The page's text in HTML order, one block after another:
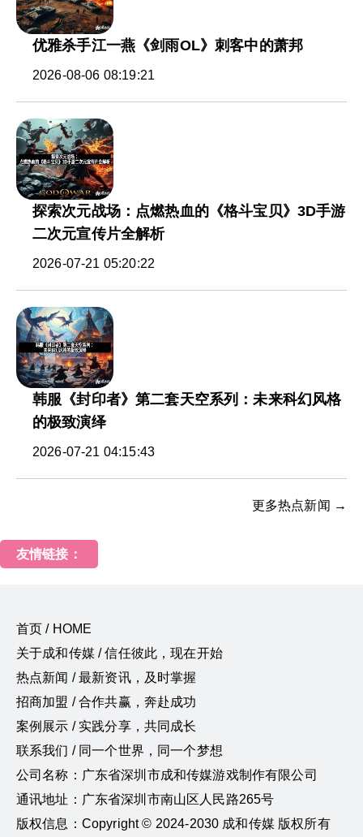
优雅杀手江一燕《剑雨OL》刺客中的萧邦
2026-08-06 08:19:21
探索次元战场：点燃热血的《格斗宝贝》3D手游
二次元宣传片全解析
2026-07-21 05:20:22
韩服《封印者》第二套天空系列：未来科幻风格
的极致演绎
2026-07-21 04:15:43
更多热点新闻 →
友情链接：
首页 / HOME
关于成和传媒 / 信任彼此，现在开始
热点新闻 / 最新资讯，及时掌握
招商加盟 / 合作共赢，奔赴成功
案例展示 / 实践分享，共同成长
联系我们 / 同一个世界，同一个梦想
公司名称：广东省深圳市成和传媒游戏制作有限公司
通讯地址：广东省深圳市南山区人民路265号
版权信息：Copyright © 2024-2030 成和传媒 版权所有